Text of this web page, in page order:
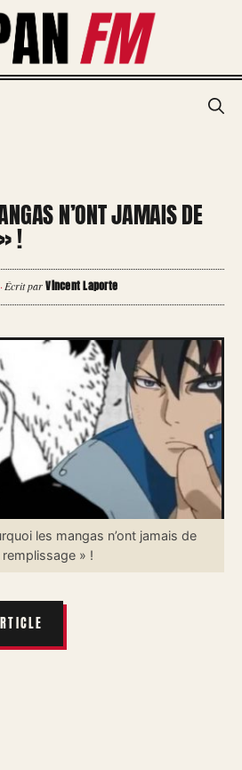
N’ONT JAMAIS DE
!
·Écrit parVincent Laporte
les mangas n’ont jamais de
remplissage » !